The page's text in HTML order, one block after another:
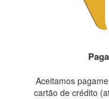
Aceitamos
cartão de crédito